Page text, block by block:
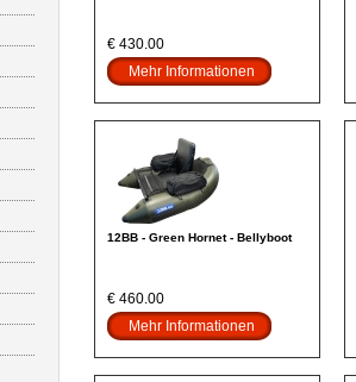
€ 430.00
Mehr Informationen
12BB - Green Hornet - Bellyboot
€ 460.00
Mehr Informationen